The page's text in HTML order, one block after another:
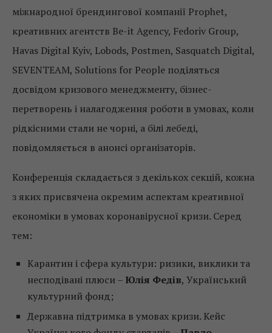
міжнародної брендингової компанії Prophet,
креативних агентств Be-it Agency, Fedoriv Group,
Havas Digital Kyiv, Lobods, Postmen, Sasquatch Digital,
SEVENTEAM, Solutions for People поділяться
досвідом кризового менеджменту, бізнес-
перетворень і налагодження роботи в умовах, коли
рідкісними стали не чорні, а білі лебеді,
повідомляється в анонсі організаторів.
Конференція складається з декількох секцій, кожна
з яких присвячена окремим аспектам креативної
економіки в умовах коронавірусної кризи. Серед
тем:
Карантин і сфера культури: ризики, виклики та
несподівані плюси – Юлія Федів, Український
культурний фонд;
Державна підтримка в умовах кризи. Кейс